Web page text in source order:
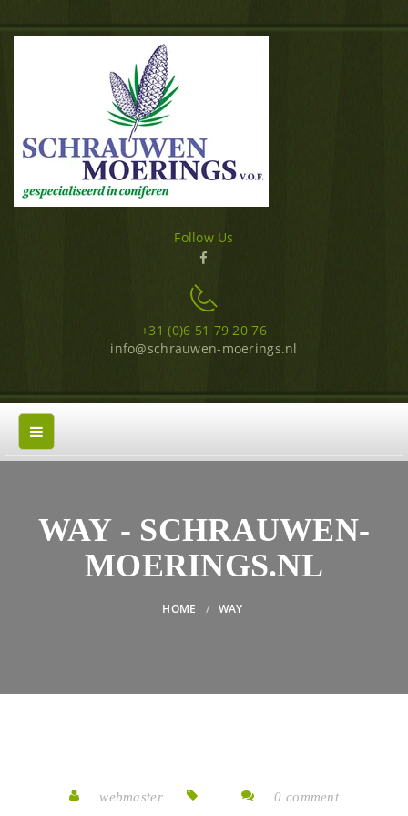
Follow Us
+31 (0)6 51 79 20 76
info@schrauwen-moerings.nl
WAY - SCHRAUWEN-
MOERINGS.NL
HOME WAY
webmaster 0 comment